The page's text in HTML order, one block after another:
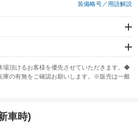
装備略号／用語解説
/サイド
ABS
場頂けるお客様を優先させていただきます。◆
の有無をご確認お願いします。※販売は一般
車時)